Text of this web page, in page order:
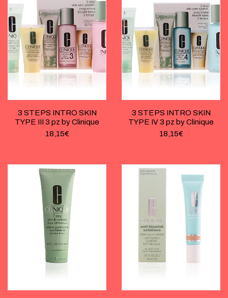
3 STEPS INTRO SKIN
TYPE III 3 pz by Clinique
18,15€
3 STEPS INTRO SKIN
TYPE IV 3 pz by Clinique
18,15€